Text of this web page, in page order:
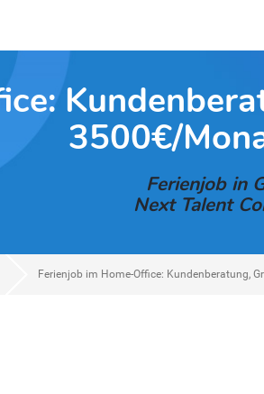
3500€/
Ferienjob in
Next Talent
Ferienjob im Home-Office: Kundenberatung,